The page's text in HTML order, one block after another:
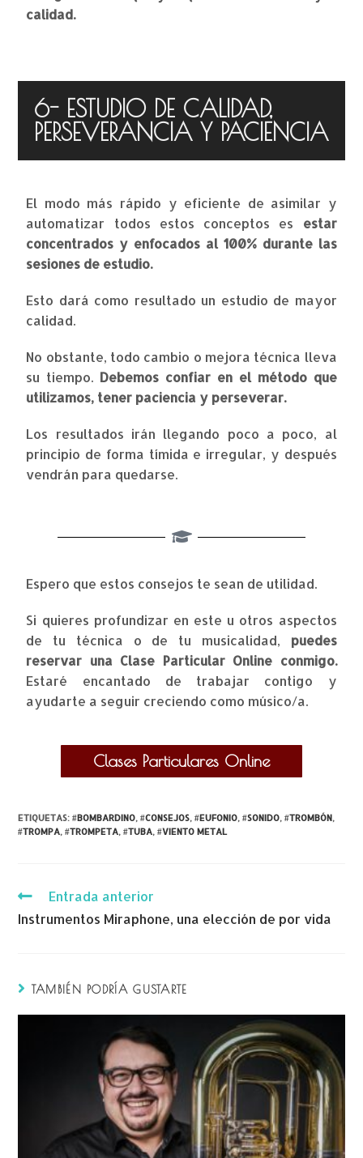
calidad.
6- ESTUDIO DE CALIDAD,
PERSEVERANCIA Y PACIENCIA
El modo más rápido y eficiente de asimilar y
automatizar todos estos conceptos es estar
concentrados y enfocados al 100% durante las
sesiones de estudio.
Esto dará como resultado un estudio de mayor
calidad.
No obstante, todo cambio o mejora técnica lleva
su tiempo. Debemos confiar en el método que
utilizamos, tener paciencia y perseverar.
Los resultados irán llegando poco a poco, al
principio de forma tímida e irregular, y después
vendrán para quedarse.
Espero que estos consejos te sean de utilidad.
Si quieres profundizar en este u otros aspectos
de tu técnica o de tu musicalidad, puedes
reservar una Clase Particular Online conmigo.
Estaré encantado de trabajar contigo y
ayudarte a seguir creciendo como músico/a.
Clases Particulares Online
ETIQUETAS:#BOMBARDINO, #CONSEJOS, #EUFONIO, #SONIDO, #TROMBÓN,
#TROMPA, #TROMPETA, #TUBA, #VIENTO METAL
Entrada anterior
Instrumentos Miraphone, una elección de por vida
TAMBIÉN PODRÍA GUSTARTE